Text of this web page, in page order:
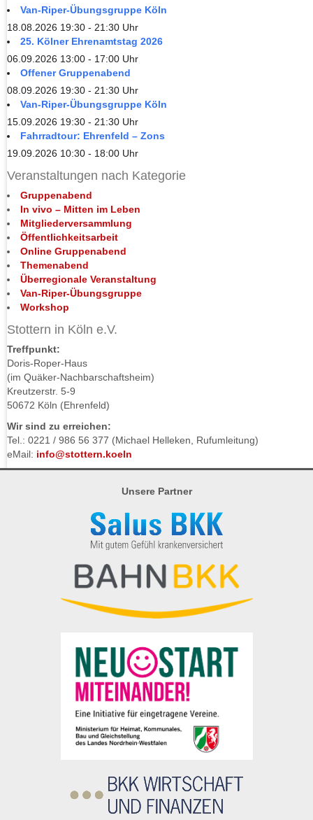
Van-Riper-Übungsgruppe Köln
18.08.2026 19:30 - 21:30 Uhr
25. Kölner Ehrenamtstag 2026
06.09.2026 13:00 - 17:00 Uhr
Offener Gruppenabend
08.09.2026 19:30 - 21:30 Uhr
Van-Riper-Übungsgruppe Köln
15.09.2026 19:30 - 21:30 Uhr
Fahrradtour: Ehrenfeld – Zons
19.09.2026 10:30 - 18:00 Uhr
Veranstaltungen nach Kategorie
Gruppenabend
In vivo – Mitten im Leben
Mitgliederversammlung
Öffentlichkeitsarbeit
Online Gruppenabend
Themenabend
Überregionale Veranstaltung
Van-Riper-Übungsgruppe
Workshop
Stottern in Köln e.V.
Treffpunkt:
Doris-Roper-Haus
(im Quäker-Nachbarschaftsheim)
Kreutzerstr. 5-9
50672 Köln (Ehrenfeld)
Wir sind zu erreichen:
Tel.: 0221 / 986 56 377 (Michael Helleken, Rufumleitung)
eMail: info@stottern.koeln
Unsere Partner